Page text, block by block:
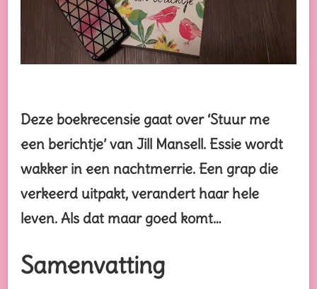
Deze boekrecensie gaat over ‘Stuur me
een berichtje’ van Jill Mansell. Essie wordt
wakker in een nachtmerrie. Een grap die
verkeerd uitpakt, verandert haar hele
leven. Als dat maar goed komt…
Samenvatting